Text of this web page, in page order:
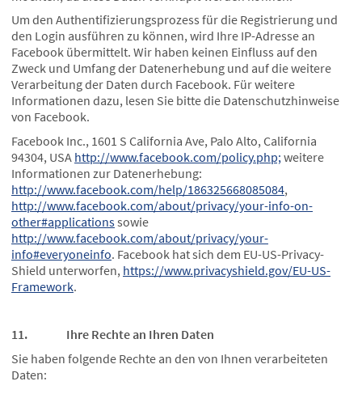
Um den Authentifizierungsprozess für die Registrierung und
den Login ausführen zu können, wird Ihre IP-Adresse an
Facebook übermittelt. Wir haben keinen Einfluss auf den
Zweck und Umfang der Datenerhebung und auf die weitere
Verarbeitung der Daten durch Facebook. Für weitere
Informationen dazu, lesen Sie bitte die Datenschutzhinweise
von Facebook.
Facebook Inc., 1601 S California Ave, Palo Alto, California
94304, USA http://www.facebook.com/policy.php;weitere
Informationen zur Datenerhebung:
http://www.facebook.com/help/186325668085084,
http://www.facebook.com/about/privacy/your-info-on-
other#applicationssowie
http://www.facebook.com/about/privacy/your-
info#everyoneinfo. Facebook hat sich dem EU-US-Privacy-
Shield unterworfen, https://www.privacyshield.gov/EU-US-
Framework.
11. Ihre Rechte an Ihren Daten
Sie haben folgende Rechte an den von Ihnen verarbeiteten
Daten: